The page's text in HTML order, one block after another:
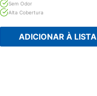
Sem Odor
Alta Cobertura
ADICIONAR À LISTA